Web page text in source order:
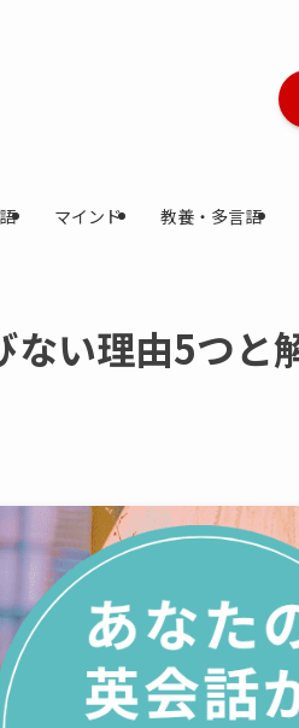
マインド 教養・多言語
ない理由5つと